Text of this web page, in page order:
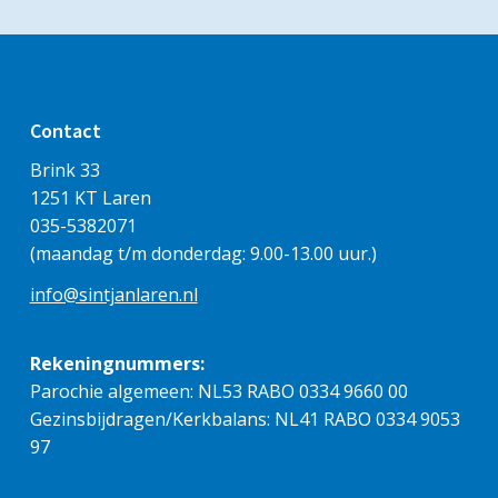
Contact
Brink 33
1251 KT Laren
035-5382071
(maandag t/m donderdag: 9.00-13.00 uur.)
info@sintjanlaren.nl
Rekeningnummers:
Parochie algemeen: NL53 RABO 0334 9660 00
Gezinsbijdragen/Kerkbalans: NL41 RABO 0334 9053
97